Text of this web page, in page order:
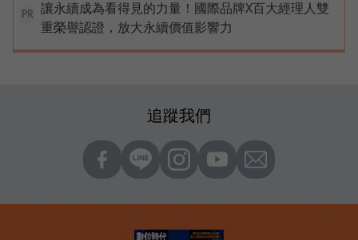
PR
讓永續成為看得見的力量！國際品牌X百大經理人雙
重榮譽認證，放大永續價值影響力
追蹤我們